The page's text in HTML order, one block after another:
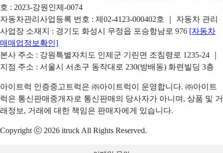
호 : 2023-강원인제-0074
자동차관리사업등록 번호 : 제02-4123-000402호 ｜ 자동차 관리
사업장 소재지 : 경기도 화성시 우정읍 포승항남로 976 [자동차
매매업정보확인]
본사 주소 : 강원특별자치도 인제군 기린면 조침령로 1235-24 ｜
지점 주소 : 서울시 서초구 동작대로 230(방배동) 화련빌딩 3층
아이트럭 인증중고트럭은 ㈜아이트럭이 운영합니다. ㈜아이트
럭은 통신판매중개자로 통신판매의 당사자가 아니며, 상품 및 거
래정보, 거래에 대한 책임은 판매자에게 있습니다.
Copyright ⓒ 2026 itruck All Rights Reserved.